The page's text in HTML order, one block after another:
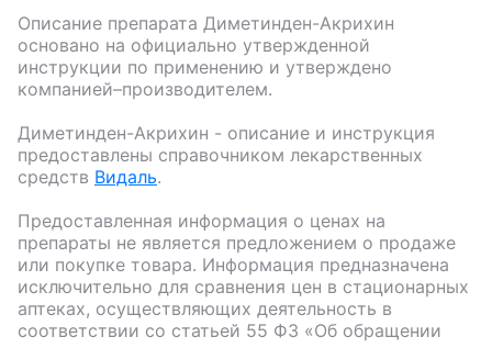
Описание препарата Диметинден-Акрихин
основано на официально утвержденной
инструкции по применению и утверждено
компанией–производителем.
Диметинден-Акрихин - описание и инструкция
предоставлены справочником лекарственных
средств Видаль.
Предоставленная информация о ценах на
препараты не является предложением о продаже
или покупке товара. Информация предназначена
исключительно для сравнения цен в стационарных
аптеках, осуществляющих деятельность в
соответствии со статьей 55 ФЗ «Об обращении